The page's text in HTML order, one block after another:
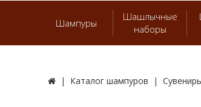
Шампуры
Шашлычные
наборы
Каталог шампуров